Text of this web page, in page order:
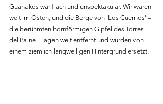
Guanakos war flach und unspektakulär. Wir waren
weit im Osten, und die Berge von 'Los Cuernos' –
die berühmten hornförmigen Gipfel des Torres
del Paine – lagen weit entfernt und wurden von
einem ziemlich langweiligen Hintergrund ersetzt.